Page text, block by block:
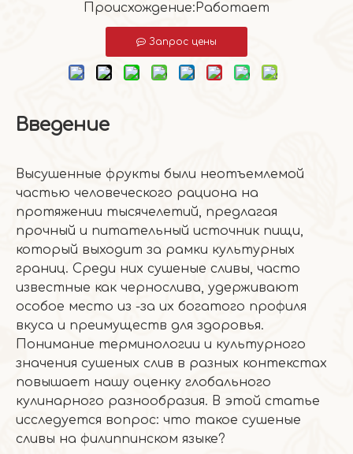
Происхождение:Работает
Запрос цены
Введение
Высушенные фрукты были неотъемлемой
частью человеческого рациона на
протяжении тысячелетий, предлагая
прочный и питательный источник пищи,
который выходит за рамки культурных
границ. Среди них сушеные сливы, часто
известные как чернослива, удерживают
особое место из -за их богатого профиля
вкуса и преимуществ для здоровья.
Понимание терминологии и культурного
значения сушеных слив в разных контекстах
повышает нашу оценку глобального
кулинарного разнообразия. В этой статье
исследуется вопрос: что такое сушеные
сливы на филиппинском языке?